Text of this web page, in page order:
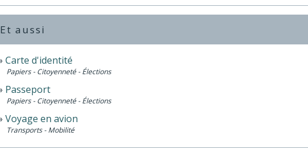
Et aussi
Carte d'identité
Papiers - Citoyenneté - Élections
Passeport
Papiers - Citoyenneté - Élections
Voyage en avion
Transports - Mobilité